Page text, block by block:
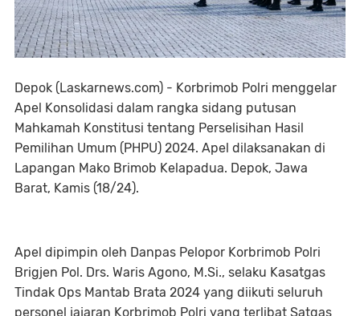
Depok (Laskarnews.com) - Korbrimob Polri menggelar
Apel Konsolidasi dalam rangka sidang putusan
Mahkamah Konstitusi tentang Perselisihan Hasil
Pemilihan Umum (PHPU) 2024. Apel dilaksanakan di
Lapangan Mako Brimob Kelapadua. Depok, Jawa
Barat, Kamis (18/24).
Apel dipimpin oleh Danpas Pelopor Korbrimob Polri
Brigjen Pol. Drs. Waris Agono, M.Si., selaku Kasatgas
Tindak Ops Mantab Brata 2024 yang diikuti seluruh
personel jajaran Korbrimob Polri yang terlibat Satgas